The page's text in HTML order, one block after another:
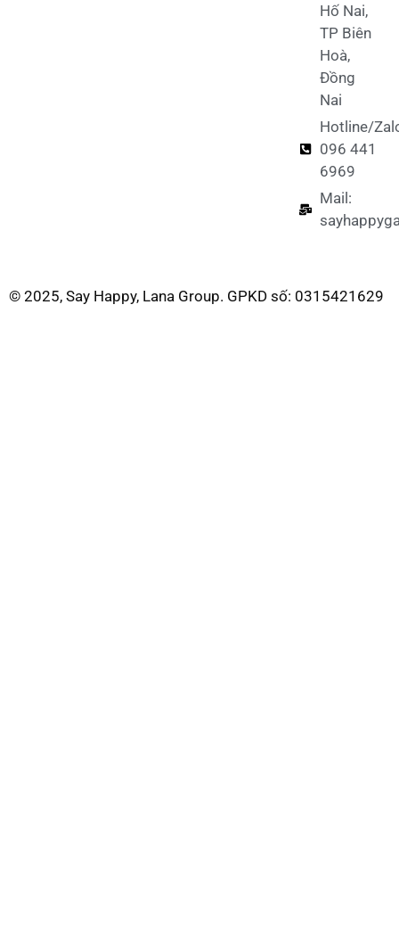
Hố Nai,
TP Biên
Hoà,
Đồng
Nai
Hotline/
096 441
6969
Mail:
© 2025, Say Happy, Lana Group. GPKD số: 0315421629